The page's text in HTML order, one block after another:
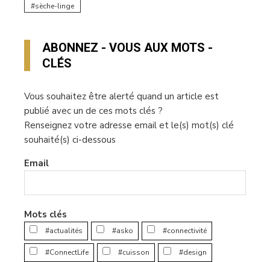
sèche-linge
ABONNEZ - VOUS AUX MOTS -
CLÉS
Vous souhaitez être alerté quand un article est
publié avec un de ces mots clés ?
Renseignez votre adresse email et le(s) mot(s) clé
souhaité(s) ci-dessous
Email
Mots clés
#actualités #asko #connectivité
#ConnectLife #cuisson #design